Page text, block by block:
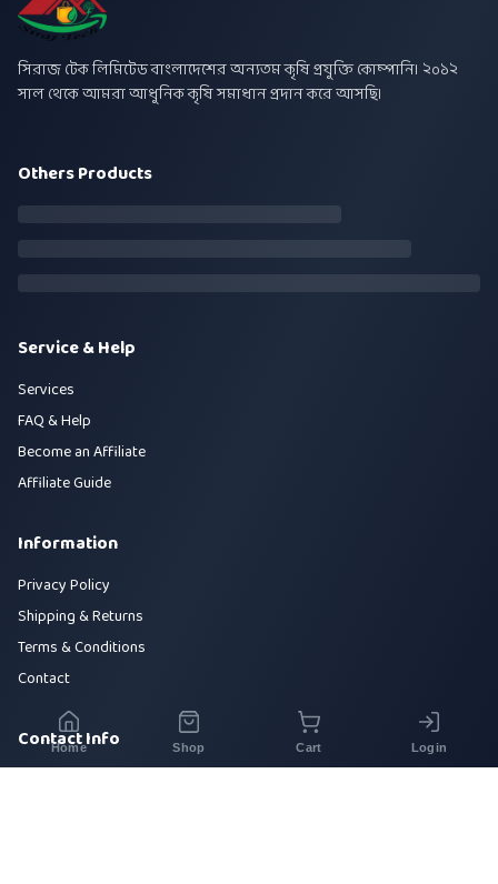
সিরাজ টেক লিমিটেড বাংলাদেশের অন্যতম কৃষি প্রযুক্তি কোম্পানি। ২০১২
সাল থেকে আমরা আধুনিক কৃষি সমাধান প্রদান করে আসছি।
Others Products
Service & Help
Services
FAQ & Help
Become an Affiliate
Affiliate Guide
Information
Privacy Policy
Shipping & Returns
Terms & Conditions
Contact
Contact Info
Home Shop Cart Login